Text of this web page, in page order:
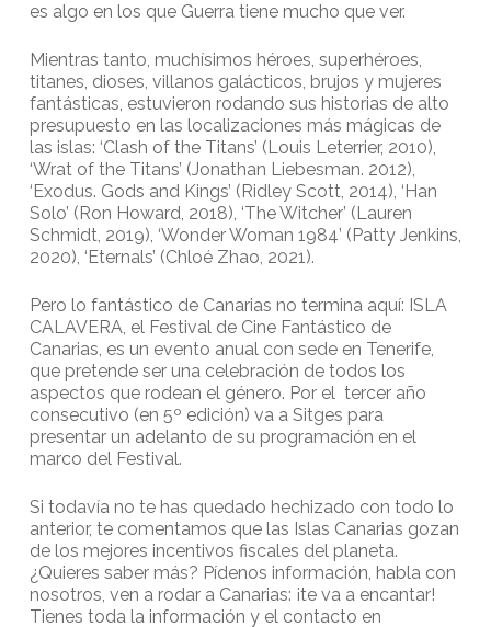
es algo en los que Guerra tiene mucho que ver.
Mientras tanto, muchísimos héroes, superhéroes,
titanes, dioses, villanos galácticos, brujos y mujeres
fantásticas, estuvieron rodando sus historias de alto
presupuesto en las localizaciones más mágicas de
las islas: ‘Clash of the Titans’ (Louis Leterrier, 2010),
‘Wrat of the Titans’ (Jonathan Liebesman. 2012),
‘Exodus. Gods and Kings’ (Ridley Scott, 2014), ‘Han
Solo’ (Ron Howard, 2018), ‘The Witcher’ (Lauren
Schmidt, 2019), ‘Wonder Woman 1984’ (Patty Jenkins,
2020), ‘Eternals’ (Chloé Zhao, 2021).
Pero lo fantástico de Canarias no termina aquí: ISLA
CALAVERA, el Festival de Cine Fantástico de
Canarias, es un evento anual con sede en Tenerife,
que pretende ser una celebración de todos los
aspectos que rodean el género. Por el tercer año
consecutivo (en 5º edición) va a Sitges para
presentar un adelanto de su programación en el
marco del Festival.
Si todavía no te has quedado hechizado con todo lo
anterior, te comentamos que las Islas Canarias gozan
de los mejores incentivos fiscales del planeta.
¿Quieres saber más? Pídenos información, habla con
nosotros, ven a rodar a Canarias: ¡te va a encantar!
Tienes toda la información y el contacto en